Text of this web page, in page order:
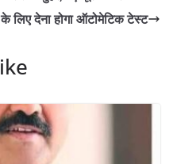
लिए देना होगा ऑटोमेटिक टेस्ट